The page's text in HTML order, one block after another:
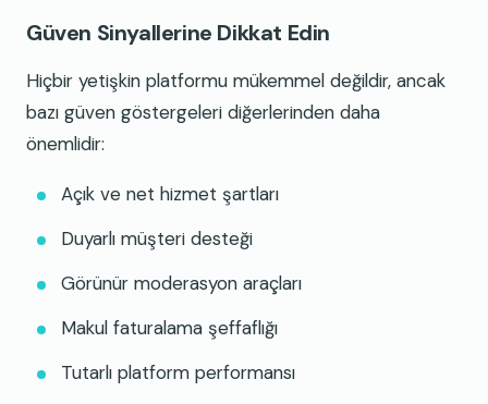
Güven Sinyallerine Dikkat Edin
Hiçbir yetişkin platformu mükemmel değildir, ancak
bazı güven göstergeleri diğerlerinden daha
önemlidir:
Açık ve net hizmet şartları
Duyarlı müşteri desteği
Görünür moderasyon araçları
Makul faturalama şeffaflığı
Tutarlı platform performansı